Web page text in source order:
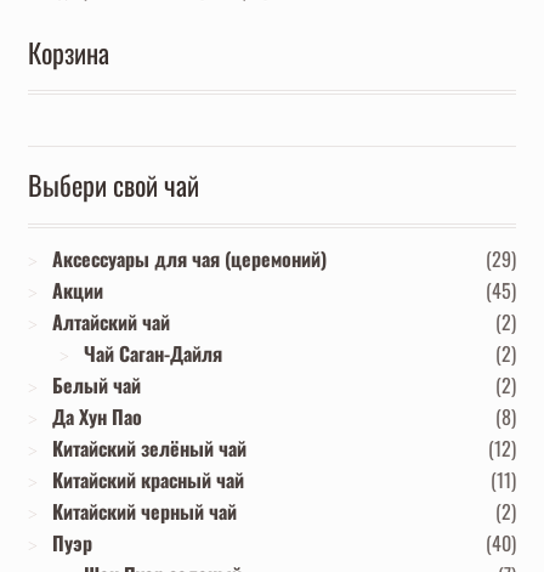
Корзина
Выбери свой чай
Аксессуары для чая (церемоний)
(29)
Акции
(45)
Алтайский чай
(2)
Чай Саган-Дайля
(2)
Белый чай
(2)
Да Хун Пао
(8)
Китайский зелёный чай
(12)
Китайский красный чай
(11)
Китайский черный чай
(2)
Пуэр
(40)